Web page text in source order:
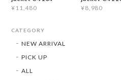
¥11,480
¥8,980
CATEGORY
NEW ARRIVAL
PICK UP
ALL